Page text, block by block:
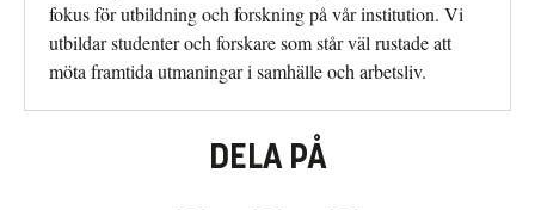
fokus för utbildning och forskning på vår institution. Vi
utbildar studenter och forskare som står väl rustade att
möta framtida utmaningar i samhälle och arbetsliv.
DELA PÅ